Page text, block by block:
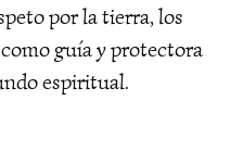
por la tierra, los
guía y protectora
espiritual.